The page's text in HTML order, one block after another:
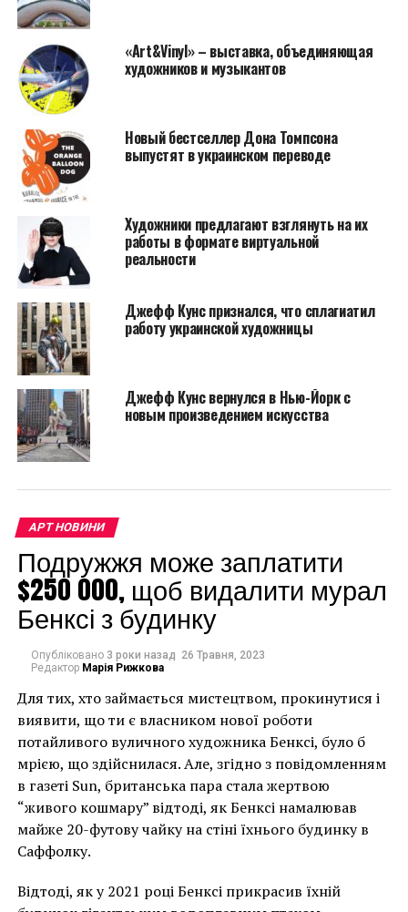
Новая инициатива позволяет пользователям
Snapchat “вызывать призрак” работ Кунса в местах,
где находятся известные достопримечательности,
включая Сиднейский оперный театр и Марсово поле
в Париже.
Новое расширение даст уникальную возможность
любителям искусства видеть блестящие скульптуры
Кунса, как будто эти произведения стоят прямо
перед ними, если, конечно, пользователи будут
находиться в правильном месте. То есть новое
приложение, скорее всего, будет работать по
принципу популярной игры Pokemon Go —
произведения искусства возникнут на экране, если
навести камеру на определенные места.
Благодаря тому, что Snapchat сталкивается с
жесткой конкуренцией за внимание мировой
аудитории, его сотрудничество с Кунсом поможет
приложению стать центральным инструментом для
художников, работающих в дополненной
реальности.
Примечательно, что это не первый выход Кунса в
мир технологий. В 2016 году он объединился с
Google, чтобы создать приложение для смартфона в
формате Google Live, в котором была показана
«Art&Vinyl» – выставка, объединяющая
художников и музыкантов
Новый бестселлер Дона Томпсона
выпустят в украинском переводе
Художники предлагают взглянуть на их
работы в формате виртуальной
реальности
Джефф Кунс признался, что сплагиатил
работу украинской художницы
Джефф Кунс вернулся в Нью-Йорк с
новым произведением искусства
АРТ НОВИНИ
Подружжя може заплатити
$250 000, щоб видалити мурал
Бенксі з будинку
Опубліковано 3 роки назад 26 Травня, 2023
Редактор Марія Рижкова
Для тих, хто займається мистецтвом, прокинутися і
виявити, що ти є власником нової роботи
потайливого вуличного художника Бенксі, було б
мрією, що здійснилася. Але, згідно з повідомленням
в газеті Sun, британська пара стала жертвою
“живого кошмару” відтоді, як Бенксі намалював
майже 20-футову чайку на стіні їхнього будинку в
Саффолку.
Відтоді, як у 2021 році Бенксі прикрасив їхній